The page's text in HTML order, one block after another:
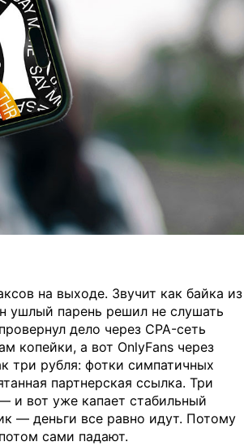
на выходе. Звучит как байка из
ушлый парень решил не слушать
дело через CPA-сеть
копейки, а вот OnlyFans через
три рубля: фотки симпатичных
партнерская ссылка. Три
и вот уже капает стабильный
— деньги все равно идут. Потому
сами падают.